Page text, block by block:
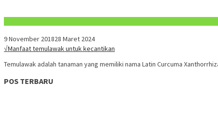
9 November 201828 Maret 2024
√Manfaat temulawak untuk kecantikan
Temulawak adalah tanaman yang memiliki nama Latin Curcuma
POS TERBARU